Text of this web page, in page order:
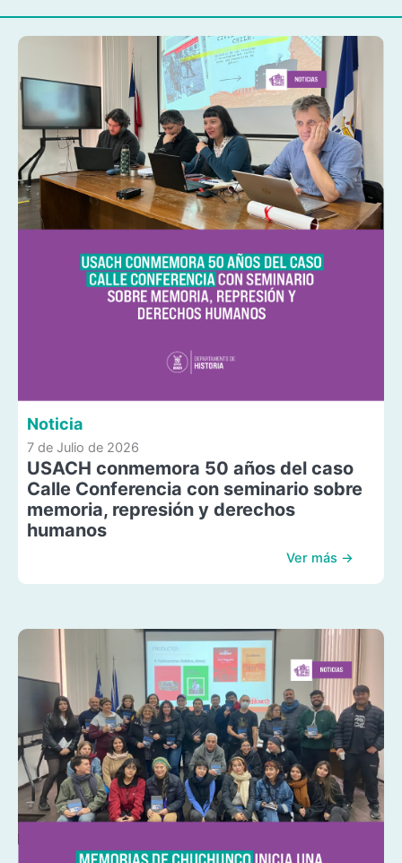
Noticia
7 de Julio de 2026
USACH conmemora 50 años del caso
Calle Conferencia con seminario sobre
memoria, represión y derechos
humanos
Ver más →